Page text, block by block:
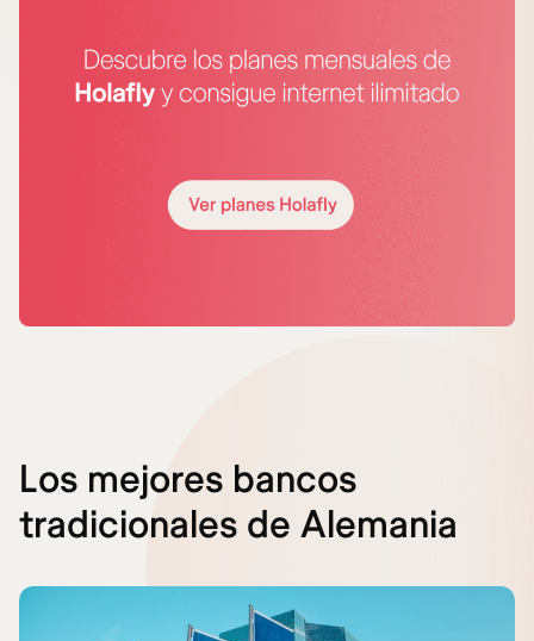
Los mejores bancos
tradicionales de Alemania